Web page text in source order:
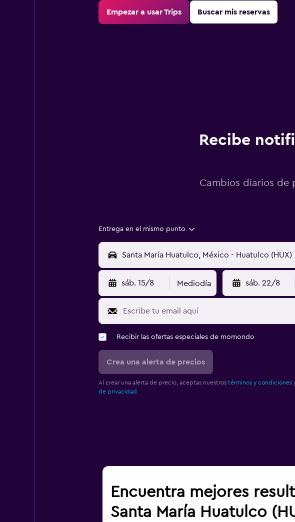
Empezar a usar Trips Buscar mis reservas
Recibe
Cambios diarios de
Entrega en el mismo punto
sáb. 15/8 Mediodía sáb. 22/8
Recibir las ofertas especiales de momondo
Crea una alerta de precios
Al crear una alerta de precio, aceptas nuestros términos y condiciones
de privacidad.
Encuentra mejores
Santa María Huatulco